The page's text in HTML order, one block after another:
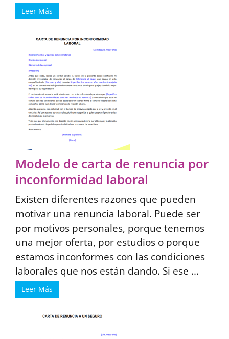
Leer Más
Modelo de carta de renuncia por
inconformidad laboral
Existen diferentes razones que pueden
motivar una renuncia laboral. Puede ser
por motivos personales, porque tenemos
una mejor oferta, por estudios o porque
estamos inconformes con las condiciones
laborales que nos están dando. Si ese ...
Leer Más